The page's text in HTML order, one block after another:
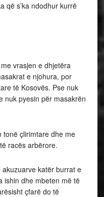
që s’ka ndodhur kurrë
vrasjen e dhjetëra
e njohura, por
të Kosovës. Pse nuk
nuk pyesin për masakrën
tonë çlirimtare dhe me
racës arbërore.
katër burrat e
ishin dhe mbeten më të
çfarë do të